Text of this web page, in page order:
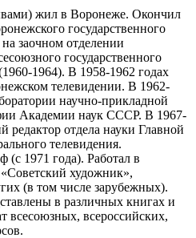
жил в Воронеже. Окончил
государственного
заочном отделении
государственного
1964). В 1958-1962 годах
телевидении. В 1962-
научно-прикладной
Академии наук СССР. В 1967-
редактор отдела науки Главной
телевидения.
(с 1971 года). Работал в
«Советский художник»,
(в том числе зарубежных).
в различных книгах и
всесоюзных, всероссийских,